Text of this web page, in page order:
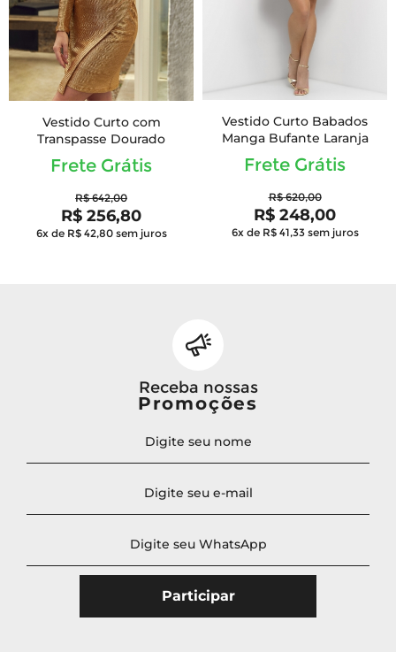
Vestido Curto com
Transpasse Dourado
Frete Grátis
R$ 642,00
R$ 256,80
6x de R$ 42,80 sem juros
Vestido Curto Babados
Manga Bufante Laranja
Frete Grátis
R$ 620,00
R$ 248,00
6x de R$ 41,33 sem juros
Receba nossas
Promoções